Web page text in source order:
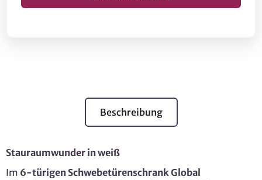
Beschreibung
Stauraumwunder in weiß
Im 6-türigen Schwebetürenschrank Global